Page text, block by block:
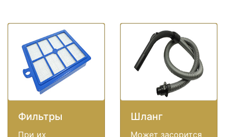
Фильтры
При их
Шланг
Может засорится